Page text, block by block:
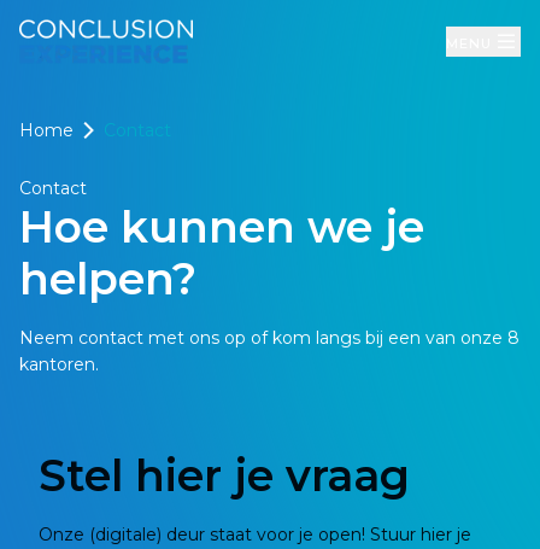
Home Contact
Contact
Hoe kunnen we je
helpen?
Neem contact met ons op of kom langs bij een van onze 8
kantoren.
Stel hier je vraag
Onze (digitale) deur staat voor je open! Stuur hier je